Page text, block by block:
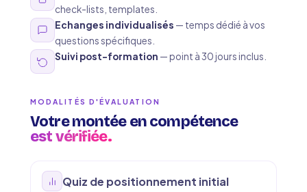
check-lists, templates.
Echanges individualisés — temps dédié à vos
questions spécifiques.
Suivi post-formation — point à 30 jours inclus.
MODALITÉS D'ÉVALUATION
Votre montée en compétence
est vérifiée.
Quiz de positionnement initial